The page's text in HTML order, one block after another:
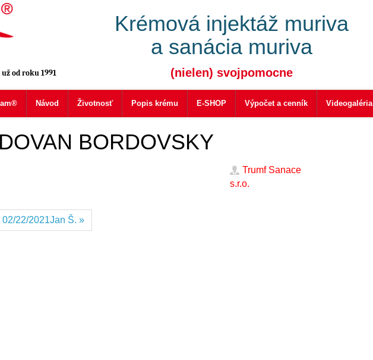
Návod Životnosť Popis krému E-SHOP Výpočet a cenník Videogaléria
Krémová injektáž muriva
a sanácia muriva
(nielen) svojpomocne
od roku 1991
BORDOVSKY
Trumf Sanace
s.r.o.
02/22/2021Jan Š. »